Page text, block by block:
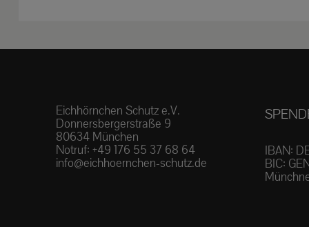
Eichhörnchen Schutz e.V.
Donnersbergerstraße 9
80634 München
Notruf:+49 176 55 37 68 64
info@eichhoernchen-schutz.de
IBAN:
BIC: